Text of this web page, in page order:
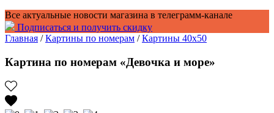
Все актуальные новости магазина в телеграмм-канале
Подписаться и получить скидку
Главная /Картины по номерам /Картины 40x50
Картина по номерам «Девочка и море»